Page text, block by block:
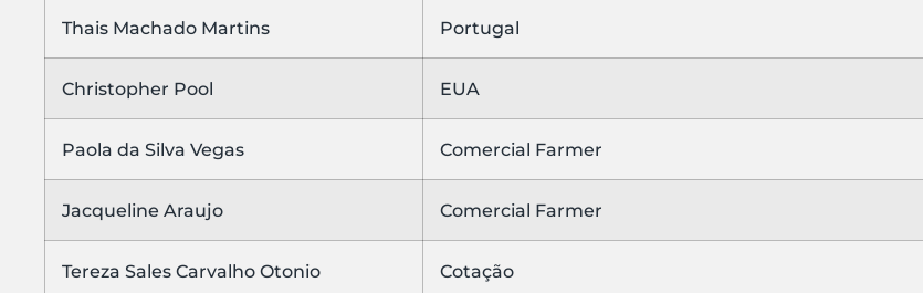
Thais Machado Martins Portugal
Christopher Pool EUA
Paola da Silva Vegas Comercial Farmer
Jacqueline Araujo Comercial Farmer
Tereza Sales Carvalho Otonio Cotação